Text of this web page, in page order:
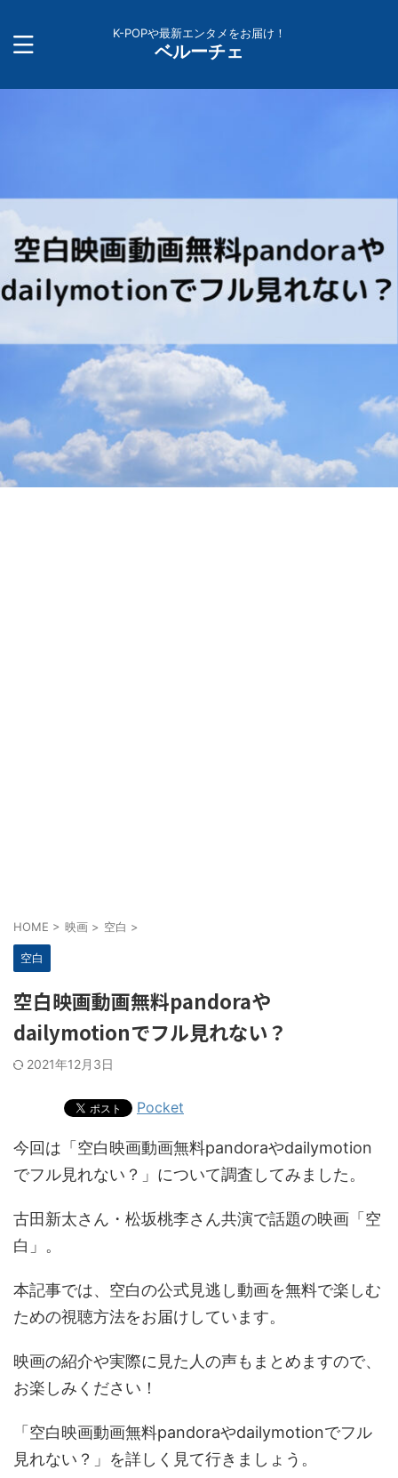
K-POPや最新エンタメをお届け！
ベルーチェ
HOME > 映画 > 空白 >
空白
空白映画動画無料pandoraや
dailymotionでフル見れない？
2021年12月3日
Pocket
今回は「空白映画動画無料pandoraやdailymotion
でフル見れない？」について調査してみました。
古田新太さん・松坂桃李さん共演で話題の映画「空
白」。
本記事では、空白の公式見逃し動画を無料で楽しむ
ための視聴方法をお届けしています。
映画の紹介や実際に見た人の声もまとめますので、
お楽しみください！
「空白映画動画無料pandoraやdailymotionでフル
見れない？」を詳しく見て行きましょう。